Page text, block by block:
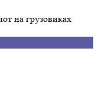
на грузовиках